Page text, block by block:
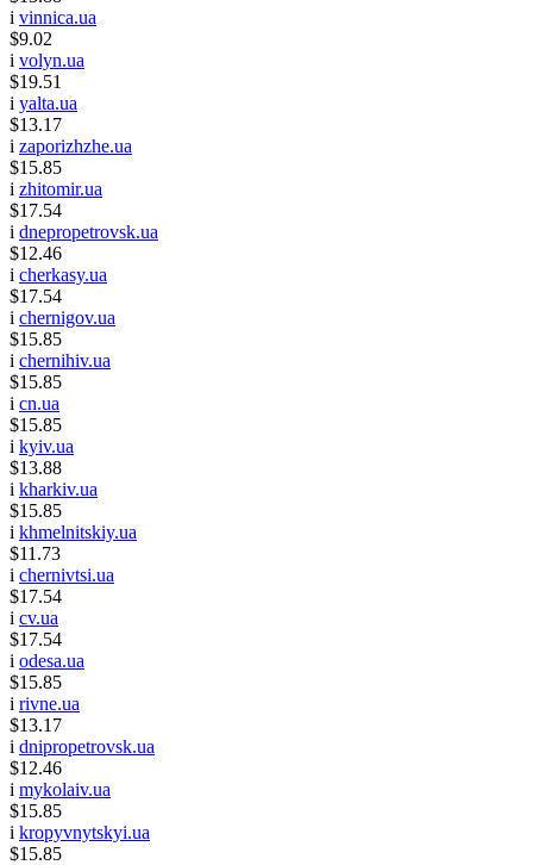
i vinnica.ua
$9.02
i volyn.ua
$19.51
i yalta.ua
$13.17
i zaporizhzhe.ua
$15.85
i zhitomir.ua
$17.54
i dnepropetrovsk.ua
$12.46
i cherkasy.ua
$17.54
i chernigov.ua
$15.85
i chernihiv.ua
$15.85
i cn.ua
$15.85
i kyiv.ua
$13.88
i kharkiv.ua
$15.85
i khmelnitskiy.ua
$11.73
i chernivtsi.ua
$17.54
i cv.ua
$17.54
i odesa.ua
$15.85
i rivne.ua
$13.17
i dnipropetrovsk.ua
$12.46
i mykolaiv.ua
$15.85
i kropyvnytskyi.ua
$15.85